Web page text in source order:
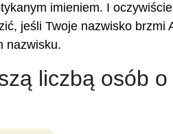
imieniem. I
jeśli Twoje nazwisko
nazwisku.
liczbą osób